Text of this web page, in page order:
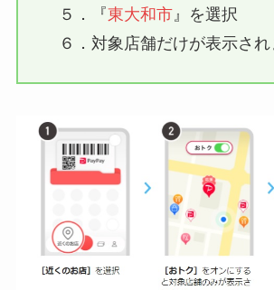
５．『東大和市』を選択
６．対象店舗だけが表示され